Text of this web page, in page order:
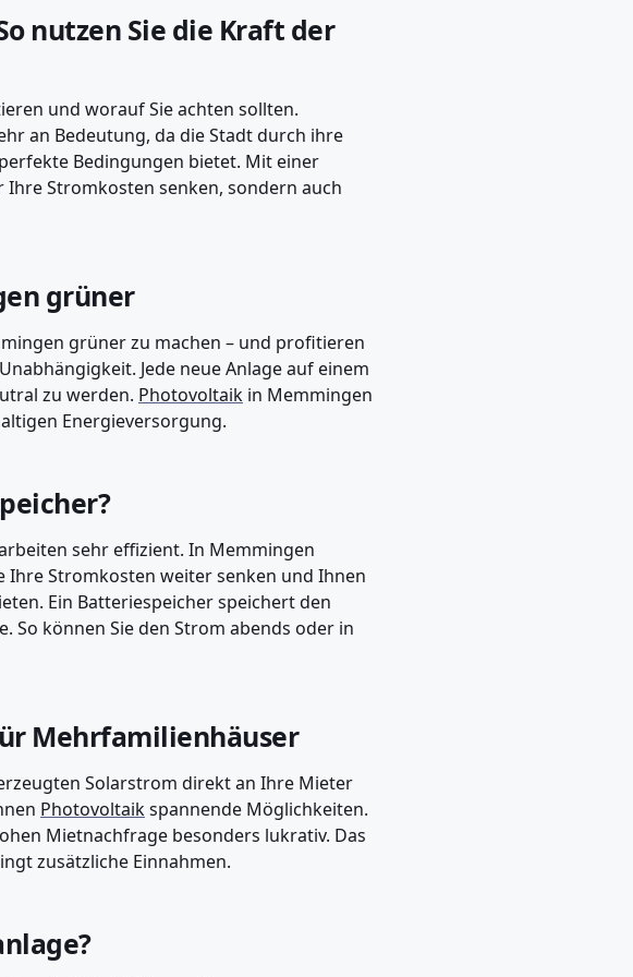
nutzen Sie die Kraft der
und worauf Sie achten sollten.
an Bedeutung, da die Stadt durch ihre
Bedingungen bietet. Mit einer
Stromkosten senken, sondern auch
grüner
grüner zu machen – und profitieren
Jede neue Anlage auf einem
zu werden. Photovoltaik in Memmingen
Energieversorgung.
sehr effizient. In Memmingen
Ihre Stromkosten weiter senken und Ihnen
Ein Batteriespeicher speichert den
So können Sie den Strom abends oder in
Mehrfamilienhäuser
Solarstrom direkt an Ihre Mieter
Photovoltaikspannende Möglichkeiten.
Mietnachfrage besonders lukrativ. Das
zusätzliche Einnahmen.